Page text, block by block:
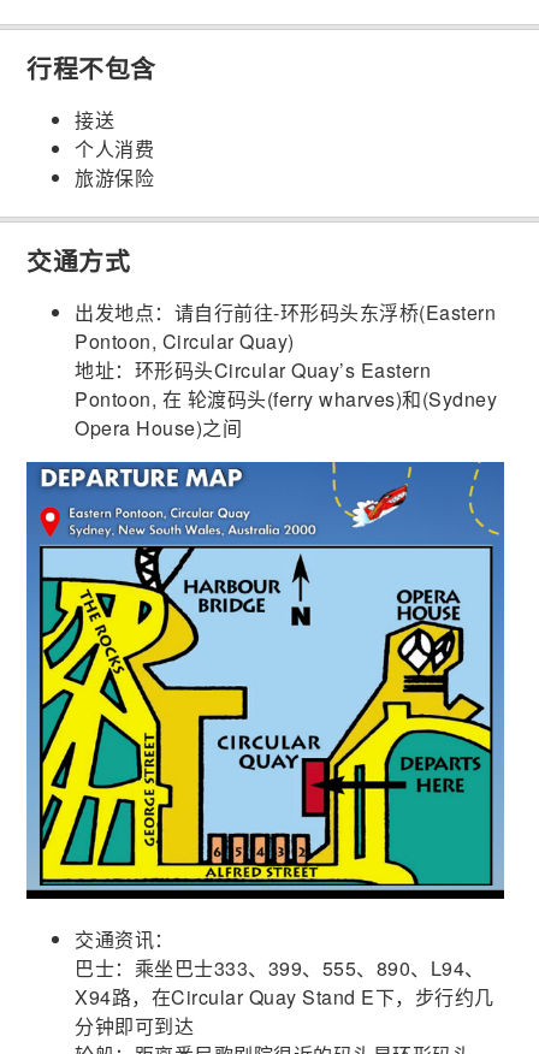
行程不包含
接送
个人消费
旅游保险
交通方式
出发地点：请自行前往-环形码头东浮桥(Eastern
Pontoon, Circular Quay)
地址：环形码头Circular Quay’s Eastern
Pontoon, 在 轮渡码头(ferry wharves)和(Sydney
Opera House)之间
交通资讯：
巴士：乘坐巴士333、399、555、890、L94、
X94路，在Circular Quay Stand E下，步行约几
分钟即可到达